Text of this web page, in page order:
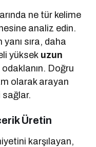
ne tür kelime
analiz edin.
sıra, daha
yüksek uzun
odaklanın. Doğru
olarak arayan
sağlar.
Üretin
karşılayan,